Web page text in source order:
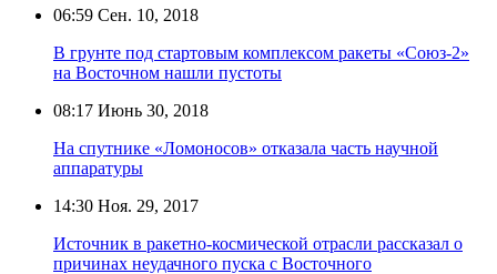
06:59 Сен. 10, 2018
В грунте под стартовым комплексом ракеты «Союз-2»
на Восточном нашли пустоты
08:17 Июнь 30, 2018
На спутнике «Ломоносов» отказала часть научной
аппаратуры
14:30 Ноя. 29, 2017
Источник в ракетно-космической отрасли рассказал о
причинах неудачного пуска с Восточного